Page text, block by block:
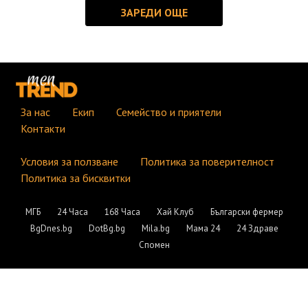
За нас Екип
Семейство и приятели
Контакти
Условия за ползване
Политика за поверителност
Политика за бисквитки
МГБ 24 Часа 168 Часа Хай Клуб
Български фермер
BgDnes.bg
DotBg.bg Mila.bg Мама 24
24 Здраве
Спомен